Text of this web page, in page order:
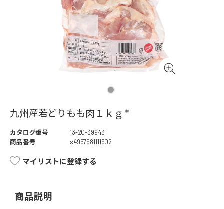
九州産若どりもも肉１ｋｇ *
カタログ番号
13-20-39943
商品番号
s4967981111902
マイリストに登録する
商品説明